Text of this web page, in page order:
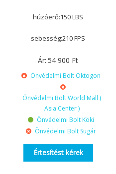
húzóerő:150 LBS
sebesség:210 FPS
Ár: 54 900 Ft
Önvédelmi Bolt Oktogon
Önvédelmi Bolt World Mall (
Asia Center )
Önvédelmi Bolt Köki
Önvédelmi Bolt Sugár
Értesítést kérek